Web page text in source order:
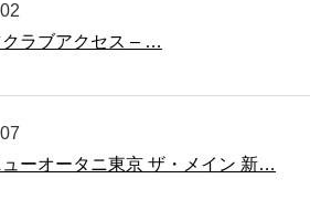
クラブアクセス – …
ーオータニ東京 ザ・メイン 新…